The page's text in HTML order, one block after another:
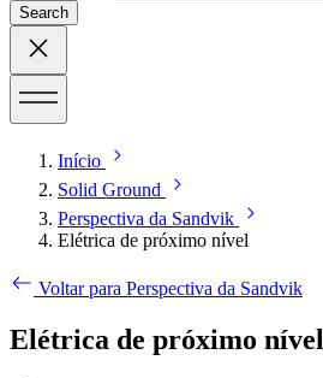
Search
Início
Solid Ground
Perspectiva da Sandvik
Elétrica de próximo nível
Voltar para Perspectiva da Sandvik
Elétrica de próximo nível